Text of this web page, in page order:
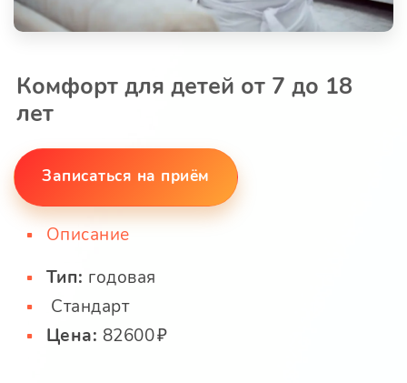
Комфорт для детей от 7 до 18
лет
Записаться на приём
Описание
Тип: годовая
Стандарт
Цена: 82600